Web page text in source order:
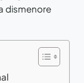
dismenore